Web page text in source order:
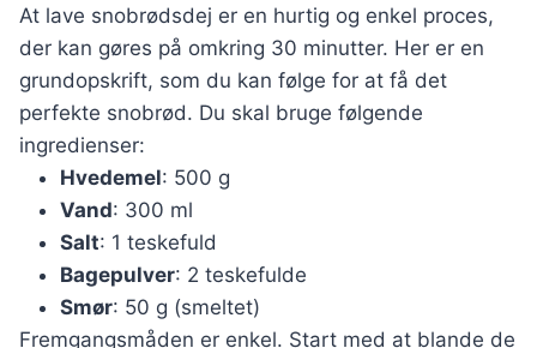
At lave snobrødsdej er en hurtig og enkel proces,
der kan gøres på omkring 30 minutter. Her er en
grundopskrift, som du kan følge for at få det
perfekte snobrød. Du skal bruge følgende
ingredienser:
Hvedemel: 500 g
Vand: 300 ml
Salt: 1 teskefuld
Bagepulver: 2 teskefulde
Smør: 50 g (smeltet)
Fremgangsmåden er enkel. Start med at blande de